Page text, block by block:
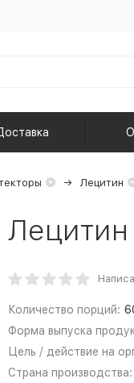
Лецитин
Количество порций:
Форма выпуска
Цель / действие на
Страна производства: